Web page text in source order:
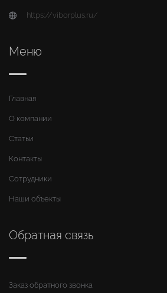
https://viborplus.ru/
Меню
Главная
О компании
Статьи
Контакты
Сотрудники
Наши объекты
Обратная связь
Заказ обратного звонка